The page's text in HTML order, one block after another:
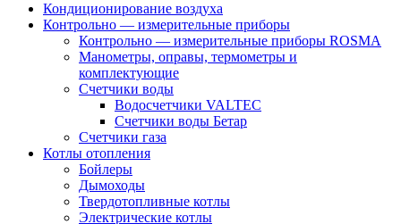
Кондиционирование воздуха
Контрольно — измерительные приборы
Контрольно — измерительные приборы ROSMA
Манометры, оправы, термометры и
комплектующие
Счетчики воды
Водосчетчики VALTEC
Счетчики воды Бетар
Счетчики газа
Котлы отопления
Бойлеры
Дымоходы
Твердотопливные котлы
Электрические котлы